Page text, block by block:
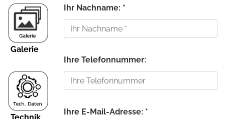
Galerie
Ihr Nachname: *
Ihre Telefonnummer:
Ihre E-Mail-Adresse: *